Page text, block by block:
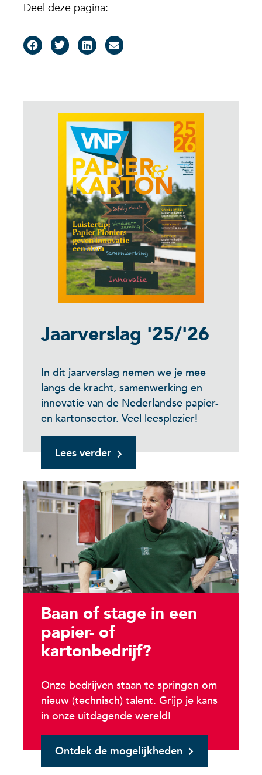
Deel deze pagina:
Jaarverslag '25/'26
In dit jaarverslag nemen we je mee
langs de kracht, samenwerking en
innovatie van de Nederlandse papier-
en kartonsector. Veel leesplezier!
Lees verder
Baan of stage in een
papier- of
kartonbedrijf?
Onze bedrijven staan te springen om
nieuw (technisch) talent. Grijp je kans
in onze uitdagende wereld!
Ontdek de mogelijkheden